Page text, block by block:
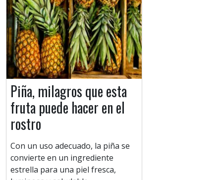
Piña, milagros que esta
fruta puede hacer en el
rostro
Con un uso adecuado, la piña se
convierte en un ingrediente
estrella para una piel fresca,